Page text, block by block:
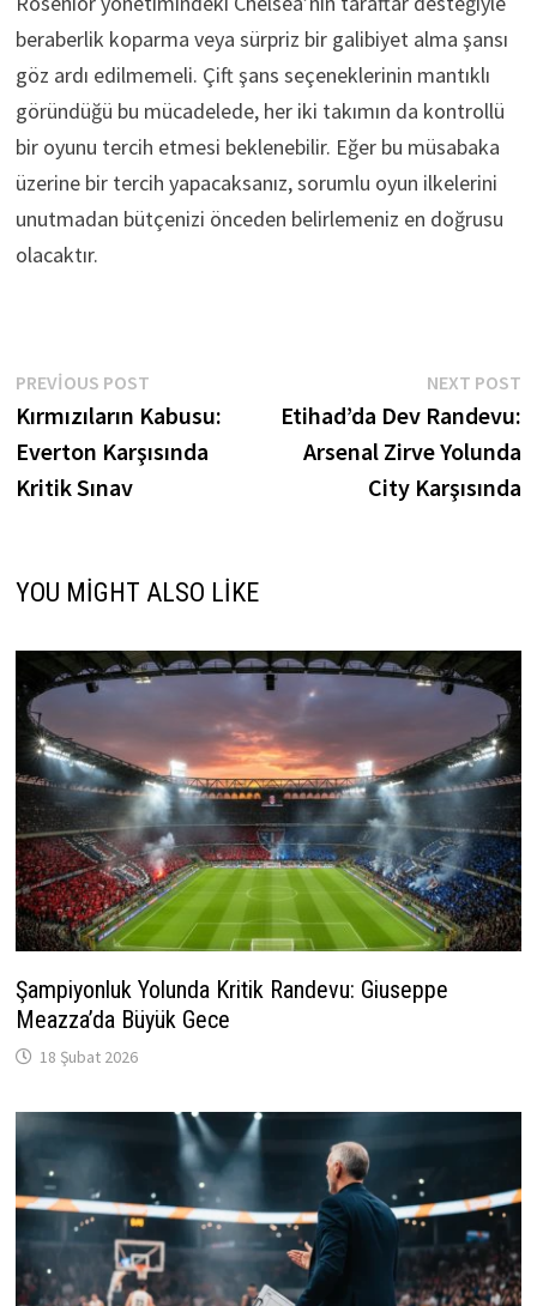
beraberlik koparma veya sürpriz bir galibiyet alma şansı
göz ardı edilmemeli. Çift şans seçeneklerinin mantıklı
göründüğü bu mücadelede, her iki takımın da kontrollü
bir oyunu tercih etmesi beklenebilir. Eğer bu müsabaka
üzerine bir tercih yapacaksanız, sorumlu oyun ilkelerini
unutmadan bütçenizi önceden belirlemeniz en doğrusu
olacaktır.
Yazı
gezinmesi
PREVIOUS POSTPrevious
post:
Kırmızıların Kabusu:
Everton Karşısında
Kritik Sınav
NEXT POST
Etihad’da Dev Randevu:
Arsenal Zirve Yolunda
City Karşısında
YOU MIGHT ALSO LIKE
Şampiyonluk Yolunda Kritik Randevu: Giuseppe
Meazza’da Büyük Gece
18 Şubat 2026